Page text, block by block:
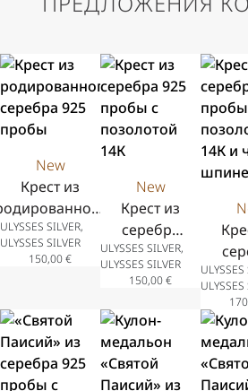
New
Крест из
серебра 925
пробы
ULYSSES SILVER,
ULYSSES SILVER
150,00€
New
Крест из
серебра
925 пробы
с
14К
ULYSSES SILVER,
ULYSSES SILVER
150,00€
925
ULYSSES